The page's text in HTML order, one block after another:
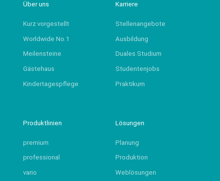
Über uns
Kurz vorgestellt
Worldwide No.1
Meilensteine
Gästehaus
Kindertagespflege
Karriere
Stellenangebote
Ausbildung
Duales Studium
Studentenjobs
Praktikum
Produktlinien
premium
professional
vario
Lösungen
Planung
Produktion
Weblösungen